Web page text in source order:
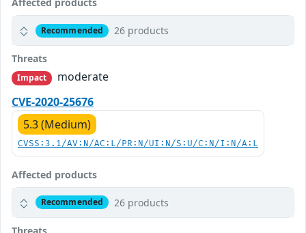
Affected products
Recommended 26 products
Threats
Impact
moderate
CVE-2020-25676
5.3 (Medium)
CVSS:3.1/AV:N/AC:L/PR:N/UI:N/S:U/C:N/I:N/A:L
Affected products
Recommended 26 products
Threats